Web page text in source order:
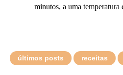
minutos, a uma temperatura
últimos posts receitas